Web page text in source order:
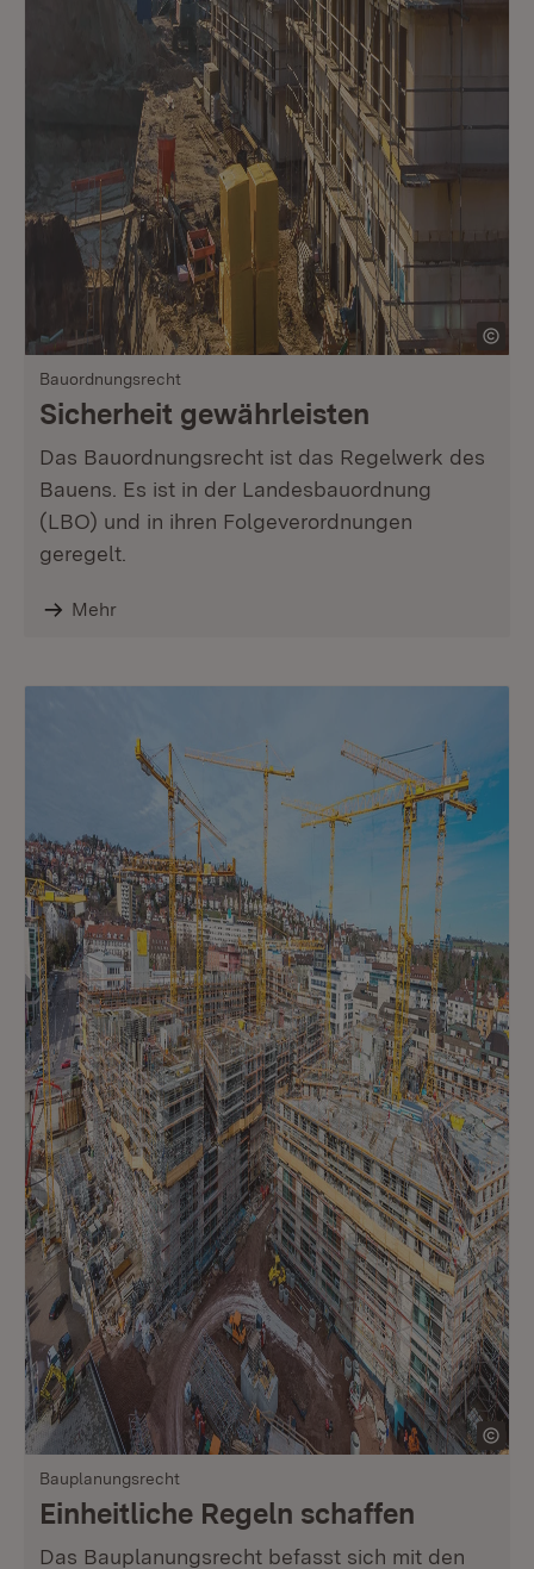
Bauordnungsrecht
Sicherheit gewährleisten
Das Bauordnungsrecht ist das Regelwerk des
Bauens. Es ist in der Landesbauordnung
(LBO) und in ihren Folgeverordnungen
geregelt.
Mehr
Bauplanungsrecht
Einheitliche Regeln schaffen
Das Bauplanungsrecht befasst sich mit den